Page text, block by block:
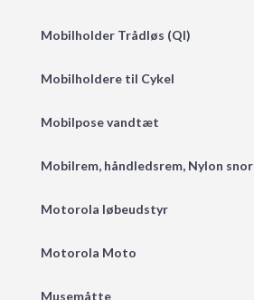
Mobilholder Trådløs (QI)
Mobilholdere til Cykel
Mobilpose vandtæt
Mobilrem, håndledsrem, Nylon snor
Motorola løbeudstyr
Motorola Moto
Musemåtte